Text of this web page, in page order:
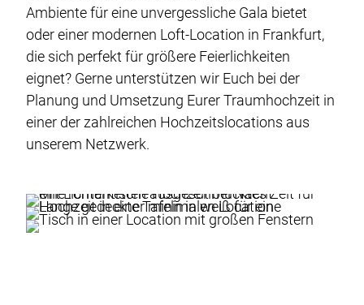
Ambiente für eine unvergessliche Gala bietet
oder einer modernen Loft-Location in Frankfurt,
die sich perfekt für größere Feierlichkeiten
eignet? Gerne unterstützen wir Euch bei der
Planung und Umsetzung Eurer Traumhochzeit in
einer der zahlreichen Hochzeitslocations aus
unserem Netzwerk.